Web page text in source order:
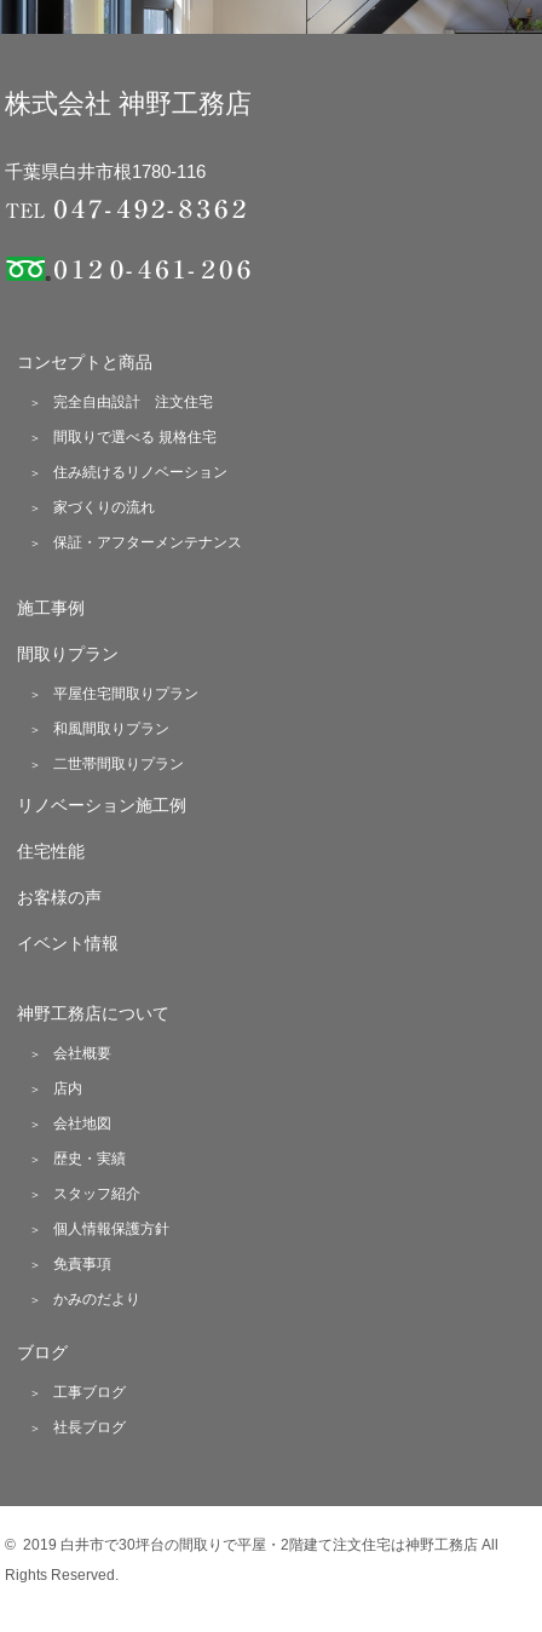
株式会社 神野工務店
千葉県白井市根1780-116
コンセプトと商品
完全自由設計 注文住宅
間取りで選べる 規格住宅
住み続けるリノベーション
家づくりの流れ
保証・アフターメンテナンス
施工事例
間取りプラン
平屋住宅間取りプラン
和風間取りプラン
二世帯間取りプラン
リノベーション施工例
住宅性能
お客様の声
イベント情報
神野工務店について
会社概要
店内
会社地図
歴史・実績
スタッフ紹介
個人情報保護方針
免責事項
かみのだより
ブログ
工事ブログ
社長ブログ
© 2019 白井市で30坪台の間取りで平屋・2階建て注文住宅は神野工務店 All
Rights Reserved.